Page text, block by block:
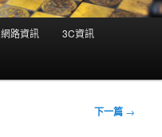
網路資訊 3C資訊
下一篇 →